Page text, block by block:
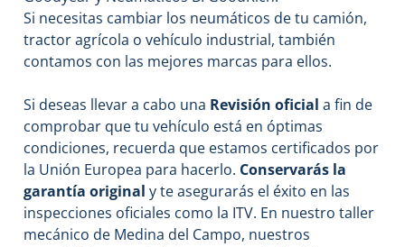
Si necesitas cambiar los neumáticos de tu camión,
tractor agrícola o vehículo industrial, también
contamos con las mejores marcas para ellos.
Si deseas llevar a cabo una Revisión oficial a fin de
comprobar que tu vehículo está en óptimas
condiciones, recuerda que estamos certificados por
la Unión Europea para hacerlo. Conservarás la
garantía original y te asegurarás el éxito en las
inspecciones oficiales como la ITV. En nuestro taller
mecánico de Medina del Campo, nuestros